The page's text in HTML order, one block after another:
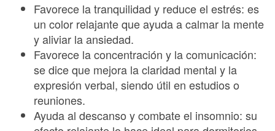
Favorece la tranquilidad y reduce el estrés: es
un color relajante que ayuda a calmar la mente
y aliviar la ansiedad.
Favorece la concentración y la comunicación:
se dice que mejora la claridad mental y la
expresión verbal, siendo útil en estudios o
reuniones.
Ayuda al descanso y combate el insomnio: su